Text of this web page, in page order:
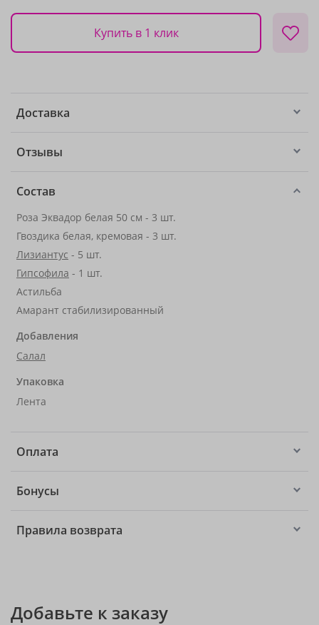
Купить в 1 клик
Доставка
Отзывы
Состав
Роза Эквадор белая 50 см - 3 шт.
Гвоздика белая, кремовая - 3 шт.
Лизиантус - 5 шт.
Гипсофила - 1 шт.
Астильба
Амарант стабилизированный
Добавления
Салал
Упаковка
Лента
Оплата
Бонусы
Правила возврата
Добавьте к заказу